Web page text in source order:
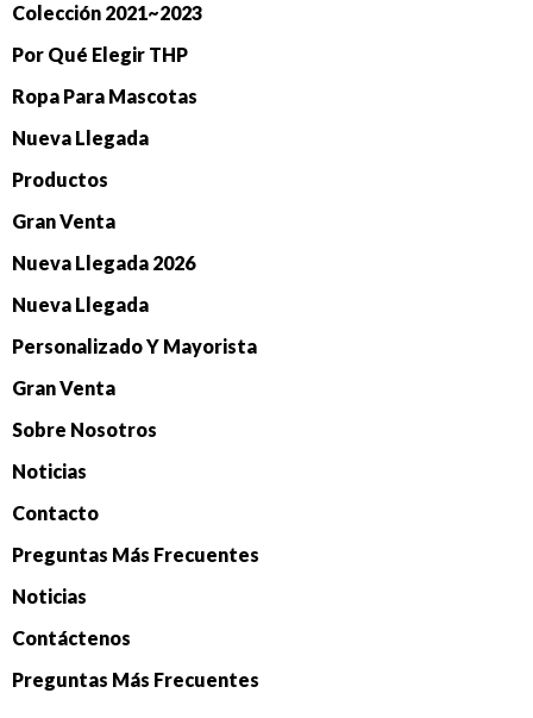
Colección 2021~2023
Por Qué Elegir THP
Ropa Para Mascotas
Nueva Llegada
Productos
Gran Venta
Nueva Llegada 2026
Nueva Llegada
Personalizado Y Mayorista
Gran Venta
Sobre Nosotros
Noticias
Contacto
Preguntas Más Frecuentes
Noticias
Contáctenos
Preguntas Más Frecuentes